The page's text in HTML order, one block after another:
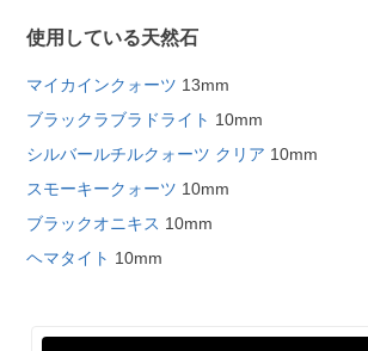
使用している天然石
マイカインクォーツ 13mm
ブラックラブラドライト 10mm
シルバールチルクォーツ クリア 10mm
スモーキークォーツ 10mm
ブラックオニキス 10mm
ヘマタイト 10mm